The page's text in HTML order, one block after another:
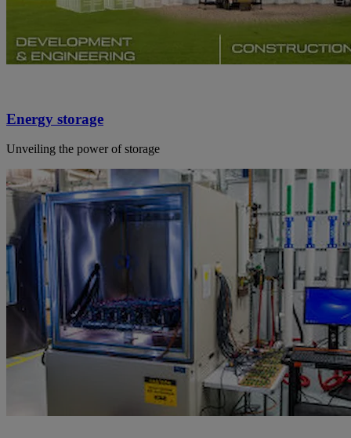
Energy storage
Unveiling the power of storage